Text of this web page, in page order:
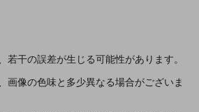
干の誤差が生じる可能性があります。
画像の色味と多少異なる場合がございま